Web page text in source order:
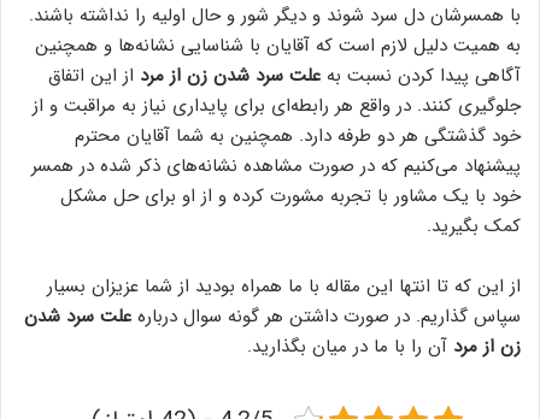
با همسرشان دل سرد شوند و دیگر شور و حال اولیه را نداشته باشند.
به همیت دلیل لازم است که آقایان با شناسایی نشانه‌ها و همچنین
آگاهی پیدا کردن نسبت به علت سرد شدن زن از مرد از این اتفاق
جلوگیری کنند. در واقع هر رابطه‌ای برای پایداری نیاز به مراقبت و از
خود گذشتگی هر دو طرفه دارد. همچنین به شما آقایان محترم
پیشنهاد می‌کنیم که در صورت مشاهده نشانه‌های ذکر شده در همسر
خود با یک مشاور با تجربه مشورت کرده و از او برای حل مشکل
کمک بگیرید.
از این که تا انتها این مقاله با ما همراه بودید از شما عزیزان بسیار
سپاس گذاریم. در صورت داشتن هر گونه سوال درباره علت سرد شدن
زن از مرد آن را با ما در میان بگذارید.